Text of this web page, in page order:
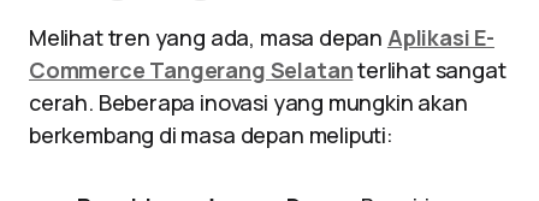
Melihat tren yang ada, masa depan Aplikasi E-
Commerce Tangerang Selatanterlihat sangat
cerah. Beberapa inovasi yang mungkin akan
berkembang di masa depan meliputi: